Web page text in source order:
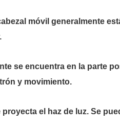
móvil generalmente
se encuentra en la parte
y movimiento.
el haz de luz. Se